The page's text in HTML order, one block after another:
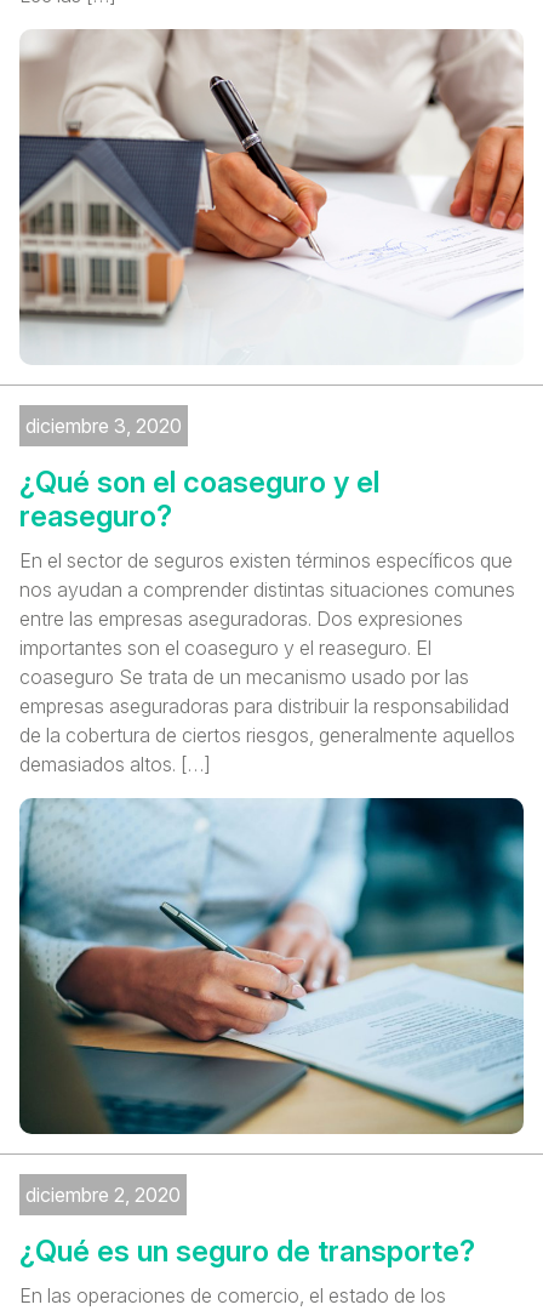
diciembre 3, 2020
¿Qué son el coaseguro y el
reaseguro?
En el sector de seguros existen términos específicos que
nos ayudan a comprender distintas situaciones comunes
entre las empresas aseguradoras. Dos expresiones
importantes son el coaseguro y el reaseguro. El
coaseguro Se trata de un mecanismo usado por las
empresas aseguradoras para distribuir la responsabilidad
de la cobertura de ciertos riesgos, generalmente aquellos
demasiados altos. […]
diciembre 2, 2020
¿Qué es un seguro de transporte?
En las operaciones de comercio, el estado de los